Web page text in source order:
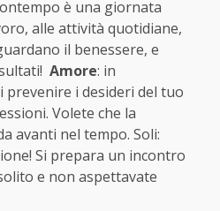
è una giornata
alle attività quotidiane,
il benessere, e
Amore: in
prevenire i desideri del tuo
Volete che la
avanti nel tempo. Soli:
Si prepara un incontro
e non aspettavate